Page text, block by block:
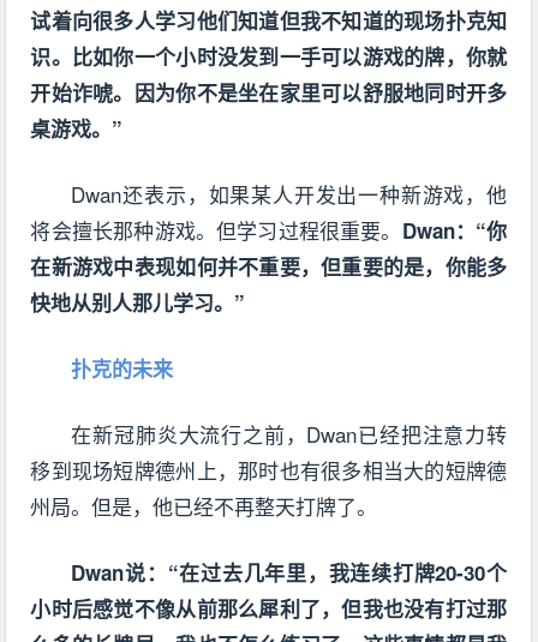
试着向很多人学习他们知道但我不知道的现场扑克知
识。比如你一个小时没发到一手可以游戏的牌，你就
开始诈唬。因为你不是坐在家里可以舒服地同时开多
桌游戏。”
Dwan还表示，如果某人开发出一种新游戏，他
将会擅长那种游戏。但学习过程很重要。 Dwan：“你
在新游戏中表现如何并不重要，但重要的是，你能多
快地从别人那儿学习。”
扑克的未来
在新冠肺炎大流行之前，Dwan已经把注意力转
移到现场短牌德州上，那时也有很多相当大的短牌德
州局。但是，他已经不再整天打牌了。
Dwan说：“在过去几年里，我连续打牌20-30个
小时后感觉不像从前那么犀利了，但我也没有打过那